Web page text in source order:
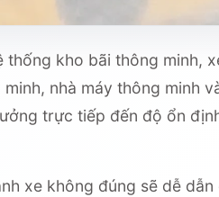
kho bãi thông minh,
nhà máy thông minh
trực tiếp đến độ ổn
xe không đúng sẽ dễ